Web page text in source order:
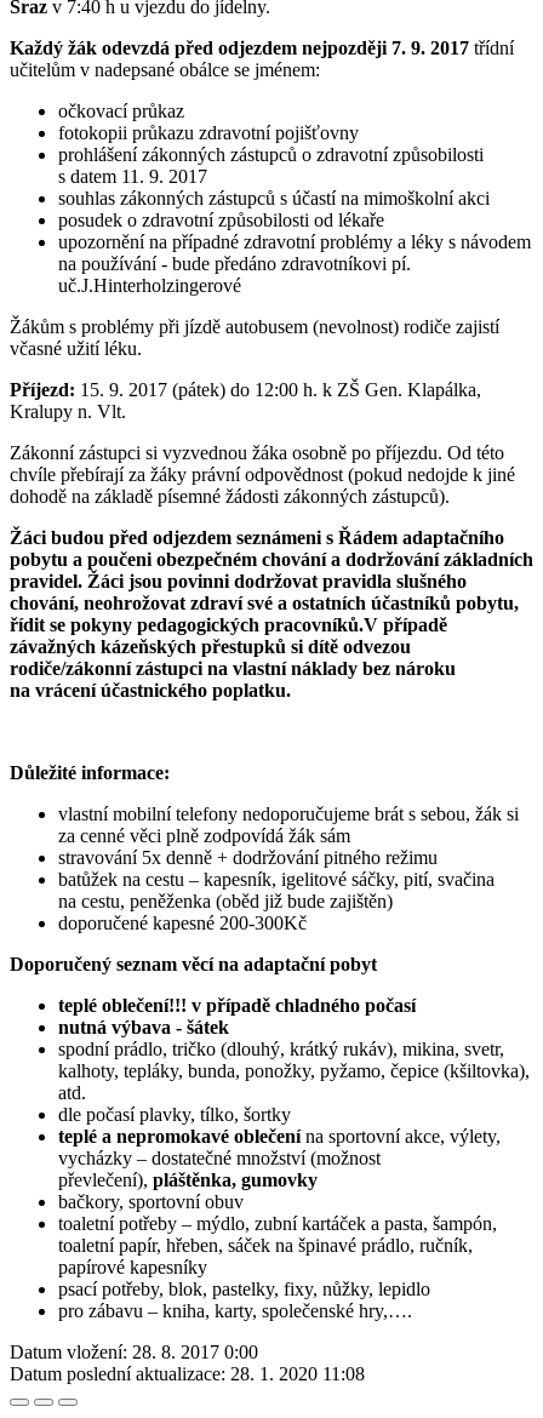
Sraz v 7:40 h u vjezdu do jídelny.
Každý žák odevzdá před odjezdem nejpozději 7. 9. 2017 třídní
učitelům v nadepsané obálce se jménem:
očkovací průkaz
fotokopii průkazu zdravotní pojišťovny
prohlášení zákonných zástupců o zdravotní způsobilosti
s datem 11. 9. 2017
souhlas zákonných zástupců s účastí na mimoškolní akci
posudek o zdravotní způsobilosti od lékaře
upozornění na případné zdravotní problémy a léky s návodem
na používání - bude předáno zdravotníkovi pí.
uč.J.Hinterholzingerové
Žákům s problémy při jízdě autobusem (nevolnost) rodiče zajistí
včasné užití léku.
Příjezd: 15. 9. 2017 (pátek) do 12:00 h. k ZŠ Gen. Klapálka,
Kralupy n. Vlt.
Zákonní zástupci si vyzvednou žáka osobně po příjezdu. Od této
chvíle přebírají za žáky právní odpovědnost (pokud nedojde k jiné
dohodě na základě písemné žádosti zákonných zástupců).
Žáci budou před odjezdem seznámeni s Řádem adaptačního
pobytu a poučeni obezpečném chování a dodržování základních
pravidel. Žáci jsou povinni dodržovat pravidla slušného
chování, neohrožovat zdraví své a ostatních účastníků pobytu,
řídit se pokyny pedagogických pracovníků.V případě
závažných kázeňských přestupků si dítě odvezou
rodiče/zákonní zástupci na vlastní náklady bez nároku
na vrácení účastnického poplatku.
Důležité informace:
vlastní mobilní telefony nedoporučujeme brát s sebou, žák si
za cenné věci plně zodpovídá žák sám
stravování 5x denně + dodržování pitného režimu
batůžek na cestu – kapesník, igelitové sáčky, pití, svačina
na cestu, peněženka (oběd již bude zajištěn)
doporučené kapesné 200-300Kč
Doporučený seznam věcí na adaptační pobyt
teplé oblečení!!! v případě chladného počasí
nutná výbava - šátek
spodní prádlo, tričko (dlouhý, krátký rukáv), mikina, svetr,
kalhoty, tepláky, bunda, ponožky, pyžamo, čepice (kšiltovka),
atd.
dle počasí plavky, tílko, šortky
teplé a nepromokavé oblečenína sportovní akce, výlety,
vycházky – dostatečné množství (možnost
převlečení), pláštěnka, gumovky
bačkory, sportovní obuv
toaletní potřeby – mýdlo, zubní kartáček a pasta, šampón,
toaletní papír, hřeben, sáček na špinavé prádlo, ručník,
papírové kapesníky
psací potřeby, blok, pastelky, fixy, nůžky, lepidlo
pro zábavu – kniha, karty, společenské hry,….
Datum vložení: 28. 8. 2017 0:00
Datum poslední aktualizace: 28. 1. 2020 11:08